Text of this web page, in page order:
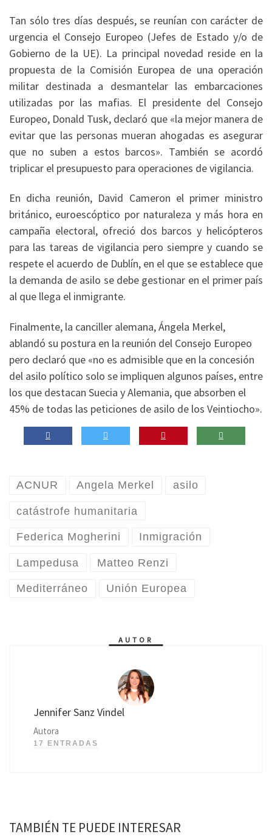
Tan sólo tres días después, se reunían con carácter de
urgencia el Consejo Europeo (Jefes de Estado y/o de
Gobierno de la UE). La principal novedad reside en la
propuesta de la Comisión Europea de una operación
militar destinada a desmantelar las embarcaciones
utilizadas por las mafias. El presidente del Consejo
Europeo, Donald Tusk, declaró que «la mejor manera de
evitar que las personas mueran ahogadas es asegurar
que no suben a estos barcos». También se acordó
triplicar el presupuesto para operaciones de vigilancia.
En dicha reunión, David Cameron el primer ministro
británico, euroescóptico por naturaleza y más hora en
campaña electoral, ofreció dos barcos y helicópteros
para las tareas de vigilancia pero siempre y cuando se
respete el acuerdo de Dublín, en el que se establece que
la demanda de asilo se debe gestionar en el primer país
al que llega el inmigrante.
Finalmente, la canciller alemana, Ángela Merkel,
ablandó su postura en la reunión del Consejo Europeo
pero declaró que «no es admisible que en la concesión
del asilo político solo se impliquen algunos países, entre
los que destacan Suecia y Alemania, que absorben el
45% de todas las peticiones de asilo de los Veintiocho».
ACNUR Angela Merkel asilo
catástrofe humanitaria
Federica Mogherini Inmigración
Lampedusa Matteo Renzi
Mediterráneo Unión Europea
AUTOR
Jennifer Sanz Vindel
Autora
17 ENTRADAS
TAMBIÉN TE PUEDE INTERESAR